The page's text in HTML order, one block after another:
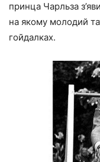
принца Чарльза
на якому молодий
гойдалках.